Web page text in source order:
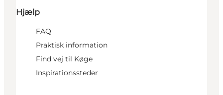
Hjælp
FAQ
Praktisk information
Find vej til Køge
Inspirationssteder